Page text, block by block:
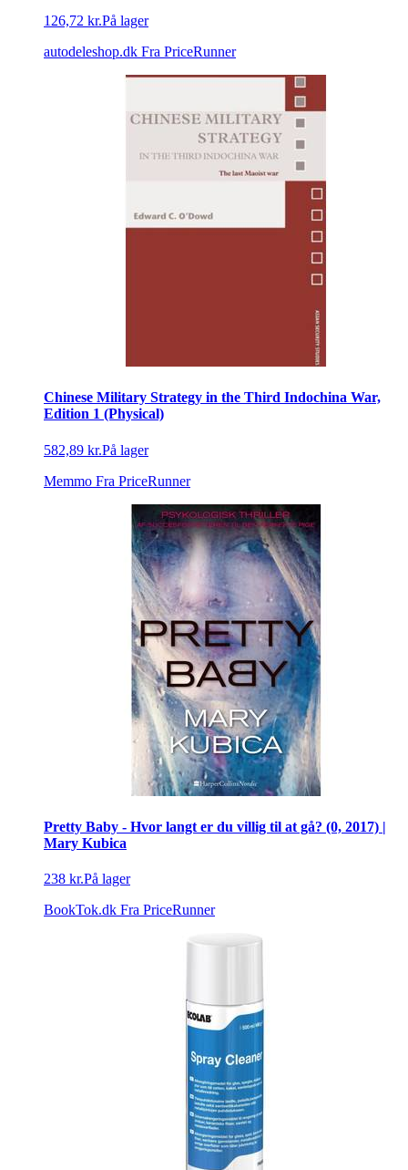
126,72 kr.På lager
autodeleshop.dk Fra PriceRunner
Chinese Military Strategy in the Third Indochina War,
Edition 1 (Physical)
582,89 kr.På lager
Memmo Fra PriceRunner
Pretty Baby - Hvor langt er du villig til at gå? (0, 2017) |
Mary Kubica
238 kr.På lager
BookTok.dk Fra PriceRunner